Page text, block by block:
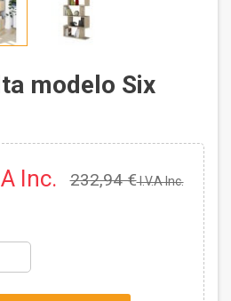
modelo Six
Inc. 232,94 €I.V.A Inc.